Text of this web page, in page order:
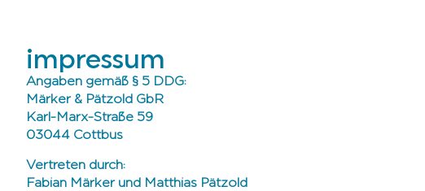
impressum
Angaben gemäß § 5 DDG:
Märker & Pätzold GbR
Karl-Marx-Straße 59
03044 Cottbus
Vertreten durch:
Fabian Märker und Matthias Pätzold